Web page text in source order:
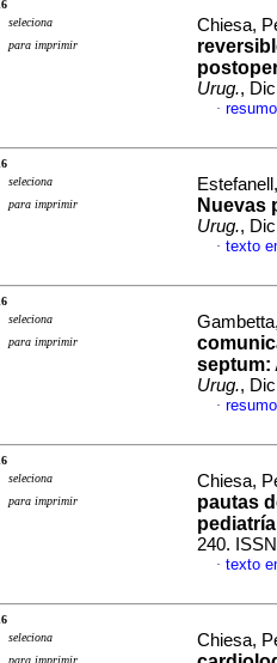
seleciona
para imprimir
Chiesa,
Urug.,
·
seleciona
para imprimir
Nuevas
Urug.,
· texto
seleciona
para imprimir
septum:
Urug.,
·
seleciona
para imprimir
Chiesa,
pautas
pediatría
240.
· texto
seleciona
para imprimir
Chiesa,